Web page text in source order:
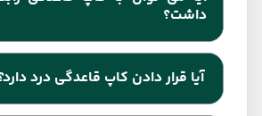
داشت؟
استفاده از کاپ قاعدگی امکان برقراری
برای شما فراهم می‌کند. البته باید از نوع
آیا قرار دادن کاپ قاعدگی درد دارد؟